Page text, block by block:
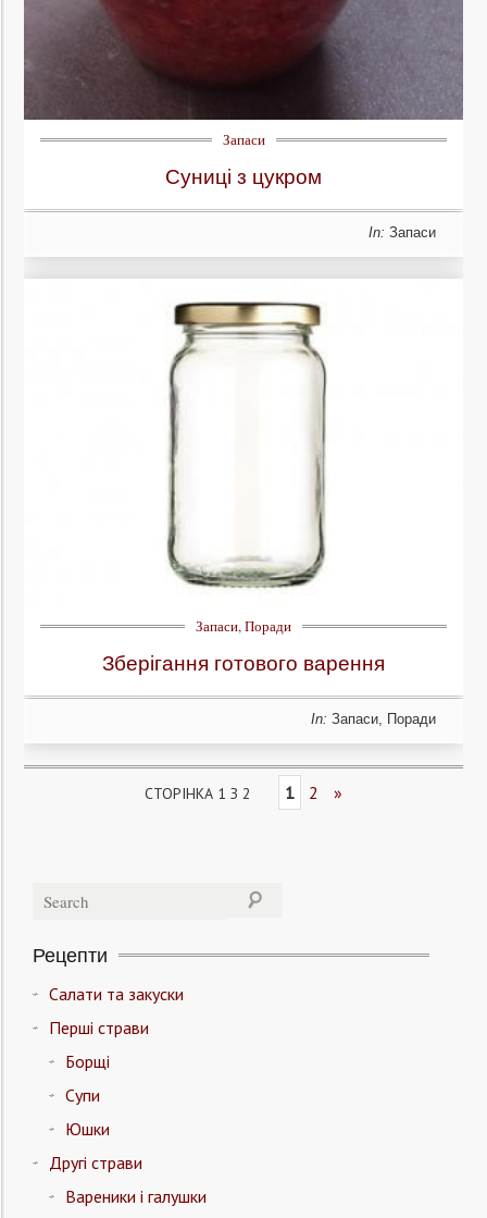
Запаси
Суниці з цукром
In: Запаси
Запаси,Поради
Зберігання готового варення
In: Запаси, Поради
СТОРІНКА 1 З 2 1 2 »
Рецепти
Салати та закуски
Перші страви
Борщі
Супи
Юшки
Другі страви
Вареники і галушки